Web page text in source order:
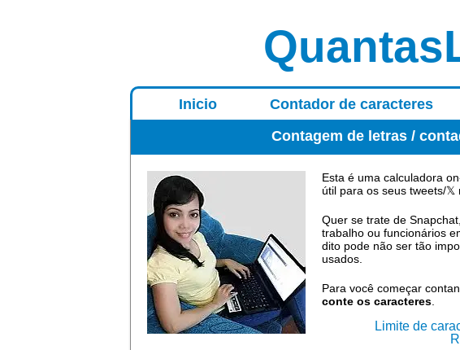
Inicio Contador de caracteres
Contagem de letras /
Esta é uma calculadora
útil para os seus tweets/𝕏
Quer se trate de
trabalho ou funcionários
dito pode não ser tão
usados.
Para você começar
conte os caracteres
Limite de